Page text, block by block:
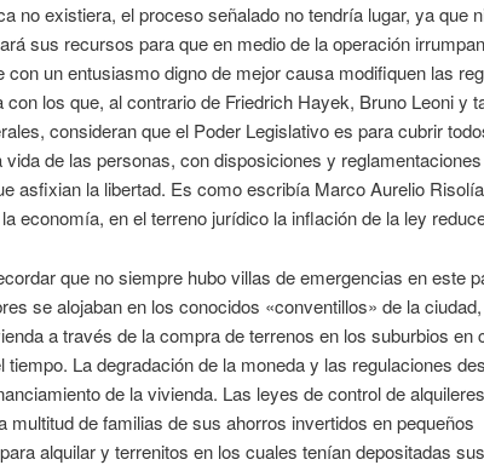
no existiera, el proceso señalado no tendría lugar, ya que
sus recursos para que en medio de la operación irrumpan
con un entusiasmo digno de mejor causa modifiquen las
con los que, al contrario de Friedrich Hayek, Bruno Leoni y
consideran que el Poder Legislativo es para cubrir
vida de las personas, con disposiciones y
asfixian la libertad. Es como escribía Marco Aurelio
economía, en el terreno jurídico la inflación de la ley
que no siempre hubo villas de emergencias en este
se alojaban en los conocidos «conventillos» de la
a través de la compra de terrenos en los suburbios en
tiempo. La degradación de la moneda y las regulaciones
de la vivienda. Las leyes de control de
multitud de familias de sus ahorros invertidos en pequeños
alquilar y terrenitos en los cuales tenían depositadas